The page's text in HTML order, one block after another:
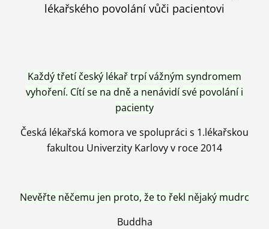
lékařského povolání vůči pacientovi
Každý třetí český lékař trpí vážným syndromem
vyhoření. Cítí se na dně a nenávidí své povolání i
pacienty
Česká lékařská komora ve spolupráci s 1.lékařskou
fakultou Univerzity Karlovy v roce 2014
Nevěřte něčemu jen proto, že to řekl nějaký mudrc
Buddha